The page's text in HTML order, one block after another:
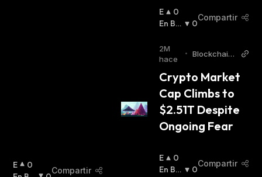
E
0
Compartir
E
N
L
Z
:
0
En Baj
0
Compartir
2M
hace
• Blockchain
Crypto Market
Cap Climbs to
$2.51T Despite
Ongoing Fear
E
N
0
En Baj
0
Compartir